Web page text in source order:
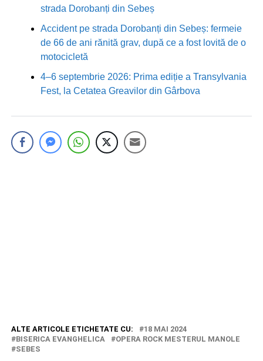
strada Dorobanți din Sebeș
Accident pe strada Dorobanți din Sebeș: fermeie
de 66 de ani rănită grav, după ce a fost lovită de o
motocicletă
4–6 septembrie 2026: Prima ediție a Transylvania
Fest, la Cetatea Greavilor din Gârbova
ALTE ARTICOLE ETICHETATE CU:
18 MAI 2024
BISERICA EVANGHELICA
OPERA ROCK MESTERUL MANOLE
SEBES